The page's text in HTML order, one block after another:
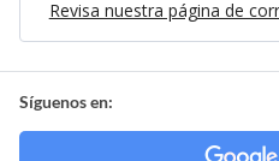
Revisa nuestra página de
Síguenos en: